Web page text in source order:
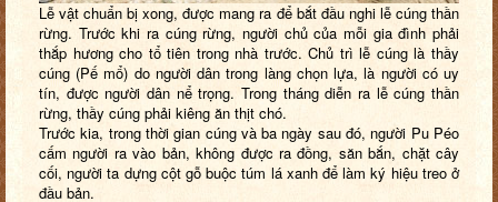
Lễ vật chuẩn bị xong, được mang ra để bắt đầu nghi lễ cúng thần
rừng. Trước khi ra cúng rừng, người chủ của mỗi gia đình phải
thắp hương cho tổ tiên trong nhà trước. Chủ trì lễ cúng là thầy
cúng (Pế mổ) do người dân trong làng chọn lựa, là người có uy
tín, được người dân nể trọng. Trong tháng diễn ra lễ cúng thần
rừng, thầy cúng phải kiêng ăn thịt chó.
Trước kia, trong thời gian cúng và ba ngày sau đó, người Pu Péo
cấm người ra vào bản, không được ra đồng, săn bắn, chặt cây
cối, người ta dựng cột gỗ buộc túm lá xanh để làm ký hiệu treo ở
đầu bản.